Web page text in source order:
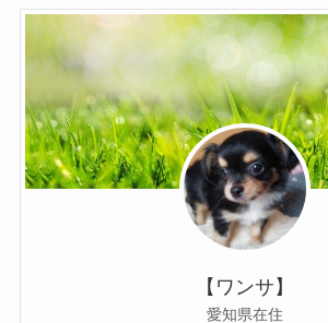
【ワンサ】
愛知県在住